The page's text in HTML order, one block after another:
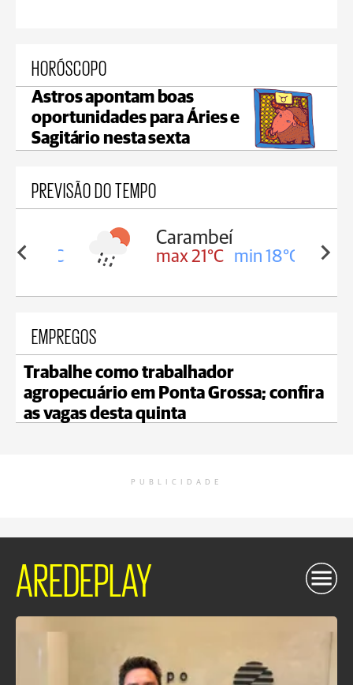
HORÓSCOPO
Astros apontam boas
oportunidades para Áries e
Sagitário nesta sexta
PREVISÃO DO TEMPO
18°C
Carambeí
max 21°C min 18°C
EMPREGOS
Trabalhe como trabalhador
agropecuário em Ponta Grossa; confira
as vagas desta quinta
PUBLICIDADE
AREDEPLAY